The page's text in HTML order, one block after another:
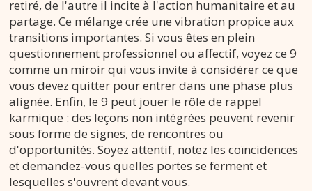
retiré, de l'autre il incite à l'action humanitaire et au
partage. Ce mélange crée une vibration propice aux
transitions importantes. Si vous êtes en plein
questionnement professionnel ou affectif, voyez ce 9
comme un miroir qui vous invite à considérer ce que
vous devez quitter pour entrer dans une phase plus
alignée. Enfin, le 9 peut jouer le rôle de rappel
karmique : des leçons non intégrées peuvent revenir
sous forme de signes, de rencontres ou
d'opportunités. Soyez attentif, notez les coïncidences
et demandez-vous quelles portes se ferment et
lesquelles s'ouvrent devant vous.